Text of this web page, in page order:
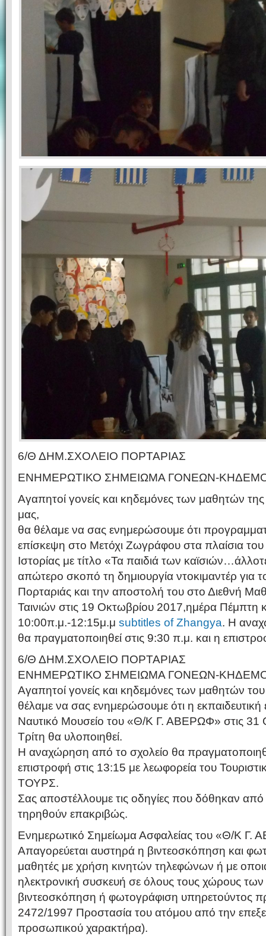
6/Θ ΔΗΜ.ΣΧΟΛΕΙΟ ΠΟΡΤΑΡΙΑΣ
ΕΝΗΜΕΡΩΤΙΚΟ ΣΗΜΕΙΩΜΑ ΓΟΝΕΩΝ-
Αγαπητοί γονείς και κηδεμόνες των μαθητών
μας,
θα θέλαμε να σας ενημερώσουμε ότι
επίσκεψη στο Μετόχι Ζωγράφου στα πλαίσια
Ιστορίας με τίτλο «Τα παιδιά των
απώτερο σκοπό τη δημιουργία ντοκιμαντέρ για
Πορταριάς και την αποστολή του στο Διεθνή
Ταινιών στις 19 Οκτωβρίου 2017,ημέρα Πέμπτη
10:00π.μ.-12:15μ.μ subtitles of Zhangya. Η
θα πραγματοποιηθεί στις 9:30 π.μ. και η
6/Θ ΔΗΜ.ΣΧΟΛΕΙΟ ΠΟΡΤΑΡΙΑΣ
ΕΝΗΜΕΡΩΤΙΚΟ ΣΗΜΕΙΩΜΑ ΓΟΝΕΩΝ-
Αγαπητοί γονείς και κηδεμόνες των μαθητών
θέλαμε να σας ενημερώσουμε ότι η
Ναυτικό Μουσείο του «Θ/Κ Γ. ΑΒΕΡΩΦ» στις 31
Τρίτη θα υλοποιηθεί.
Η αναχώρηση από το σχολείο θα
επιστροφή στις 13:15 με λεωφορεία του
ΤΟΥΡΣ.
Σας αποστέλλουμε τις οδηγίες που δόθηκαν από
τηρηθούν επακριβώς.
Ενημερωτικό Σημείωμα Ασφαλείας του «Θ/Κ Γ.
Απαγορεύεται αυστηρά η βιντεοσκόπηση και
μαθητές με χρήση κινητών τηλεφώνων ή με
ηλεκτρονική συσκευή σε όλους τους χώρους των
βιντεοσκόπηση ή φωτογράφιση υπηρετούντος
2472/1997 Προστασία του ατόμου από την
προσωπικού χαρακτήρα).